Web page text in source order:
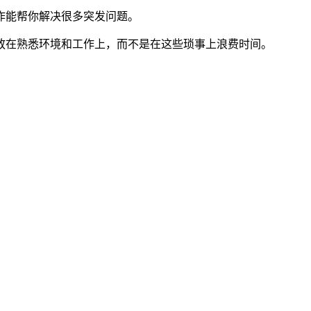
帮你解决很多突发问题。
熟悉环境和工作上，而不是在这些琐事上浪费时间。